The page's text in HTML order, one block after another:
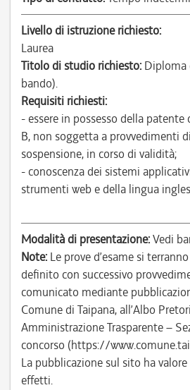
Livello di istruzione richiesto:
Laurea
Titolo di studio richiesto: Diploma
bando).
Requisiti richiesti:
- essere in possesso della
B, non soggetta a provvedimenti
sospensione, in corso di validità;
- conoscenza dei sistemi
strumenti web e della lingua
Modalità di presentazione:Vedi
Note: Le prove d’esame si
definito con successivo
comunicato mediante
Comune di Taipana, all’Albo
Amministrazione Trasparente –
concorso (https://
La pubblicazione sul sito ha
effetti.